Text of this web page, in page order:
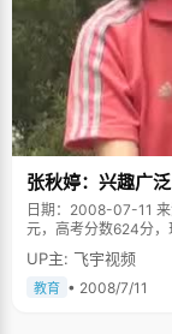
张秋婷：兴趣广
日期：2008-07-11 来源：飞宇网 燕子 张秋婷，2007年湖北省高考文科状
元，高考分数624分，现在
自己关在家里十多天
以为对考题完全没有
怕刺激到我这只受惊
UP主: 飞宇视频
教育 • 2008/7/11